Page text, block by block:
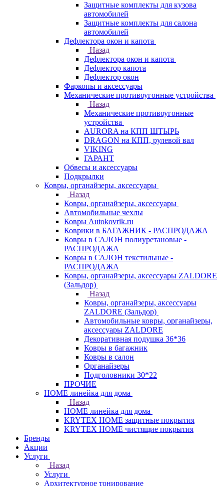
Защитные комплекты для кузова
автомобилей
Защитные комплекты для салона
автомобилей
Дефлектора окон и капота
Назад
Дефлектора окон и капота
Дефлектор капота
Дефлектор окон
Фаркопы и аксессуары
Механические противоугонные устройства
Назад
Механические противоугонные
устройства
AURORA на КПП ШТЫРЬ
DRAGON на КПП, рулевой вал
VIKING
ГАРАНТ
Обвесы и аксессуары
Подкрылки
Ковры, органайзеры, аксессуары
Назад
Ковры, органайзеры, аксессуары
Автомобильные чехлы
Ковры Autokovrik.ru
Коврики в БАГАЖНИК - РАСПРОДАЖА
Ковры в САЛОН полиуретановые -
РАСПРОДАЖА
Ковры в САЛОН текстильные -
РАСПРОДАЖА
Ковры, органайзеры, аксессуары ZALDORE
(Зальдор)
Назад
Ковры, органайзеры, аксессуары
ZALDORE (Зальдор)
Автомобильные ковры, органайзеры,
аксессуары ZALDORE
Декоративная подушка 36*36
Ковры в багажник
Ковры в салон
Органайзеры
Подголовники 30*22
ПРОЧИЕ
HOME линейка для дома
Назад
HOME линейка для дома
KRYTEX HOME защитные покрытия
KRYTEX HOME чистящие покрытия
Бренды
Акции
Услуги
Назад
Услуги
Архитектурное тонирование